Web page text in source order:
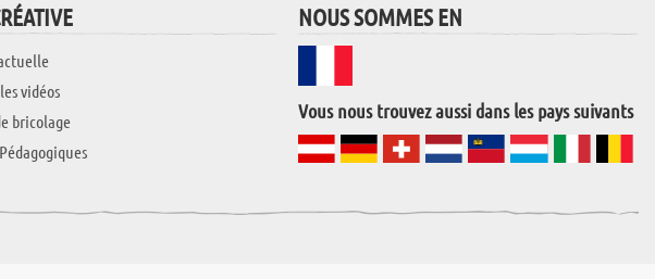
vidéos
bricolage
NOUS SOMMES EN
Vous nous trouvez aussi dans les pays suivants